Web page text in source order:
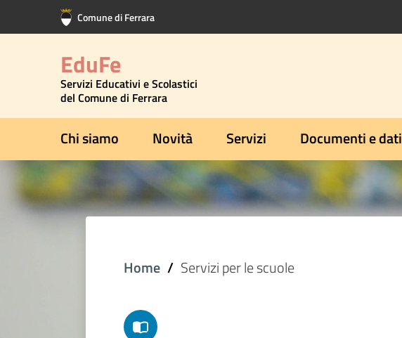
Vai al contenuto principale
Vai al footer Comune di Ferrara
EduFe
Servizi Educativi e Scolastici
del Comune di Ferrara
Chi siamo Novità Servizi Documenti e dati
Home Servizi per le scuole